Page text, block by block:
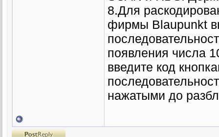
8.Для
фирмы Blaupunkt
появления числа
введите код
нажатыми до